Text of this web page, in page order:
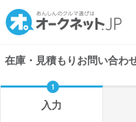
在庫・見積もりお問い合わ
入力